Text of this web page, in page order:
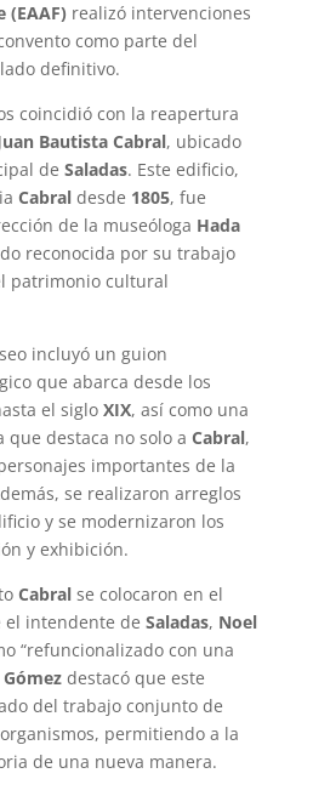
(EAAF) realizó intervenciones
como parte del
definitivo.
coincidió con la reapertura
Bautista Cabral, ubicado
de Saladas. Este edificio,
Cabraldesde 1805, fue
de la museóloga Hada
reconocida por su trabajo
patrimonio cultural
incluyó un guion
que abarca desde los
el siglo XIX, así como una
destaca no solo a Cabral,
importantes de la
se realizaron arreglos
y se modernizaron los
y exhibición.
Cabralse colocaron en el
el intendente de Saladas, Noel
“refuncionalizado con una
Gómezdestacó que este
del trabajo conjunto de
permitiendo a la
de una nueva manera.